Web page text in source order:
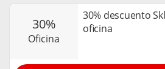
30%
oficina
30% descuento
oficina